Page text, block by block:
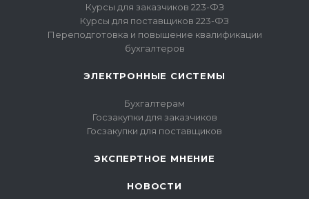
Курсы для заказчиков 223-ФЗ
Курсы для поставщиков 223-ФЗ
Переподготовка и повышение квалификации
бухгалтеров
ЭЛЕКТРОННЫЕ СИСТЕМЫ
Бухгалтерам
Госзакупки для заказчиков
Госзакупки для поставщиков
ЭКСПЕРТНОЕ МНЕНИЕ
НОВОСТИ